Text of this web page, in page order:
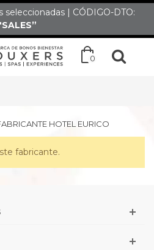
seleccionadas | CÓDIGO-DTO:
0
HOTEL EURICO
fabricante.